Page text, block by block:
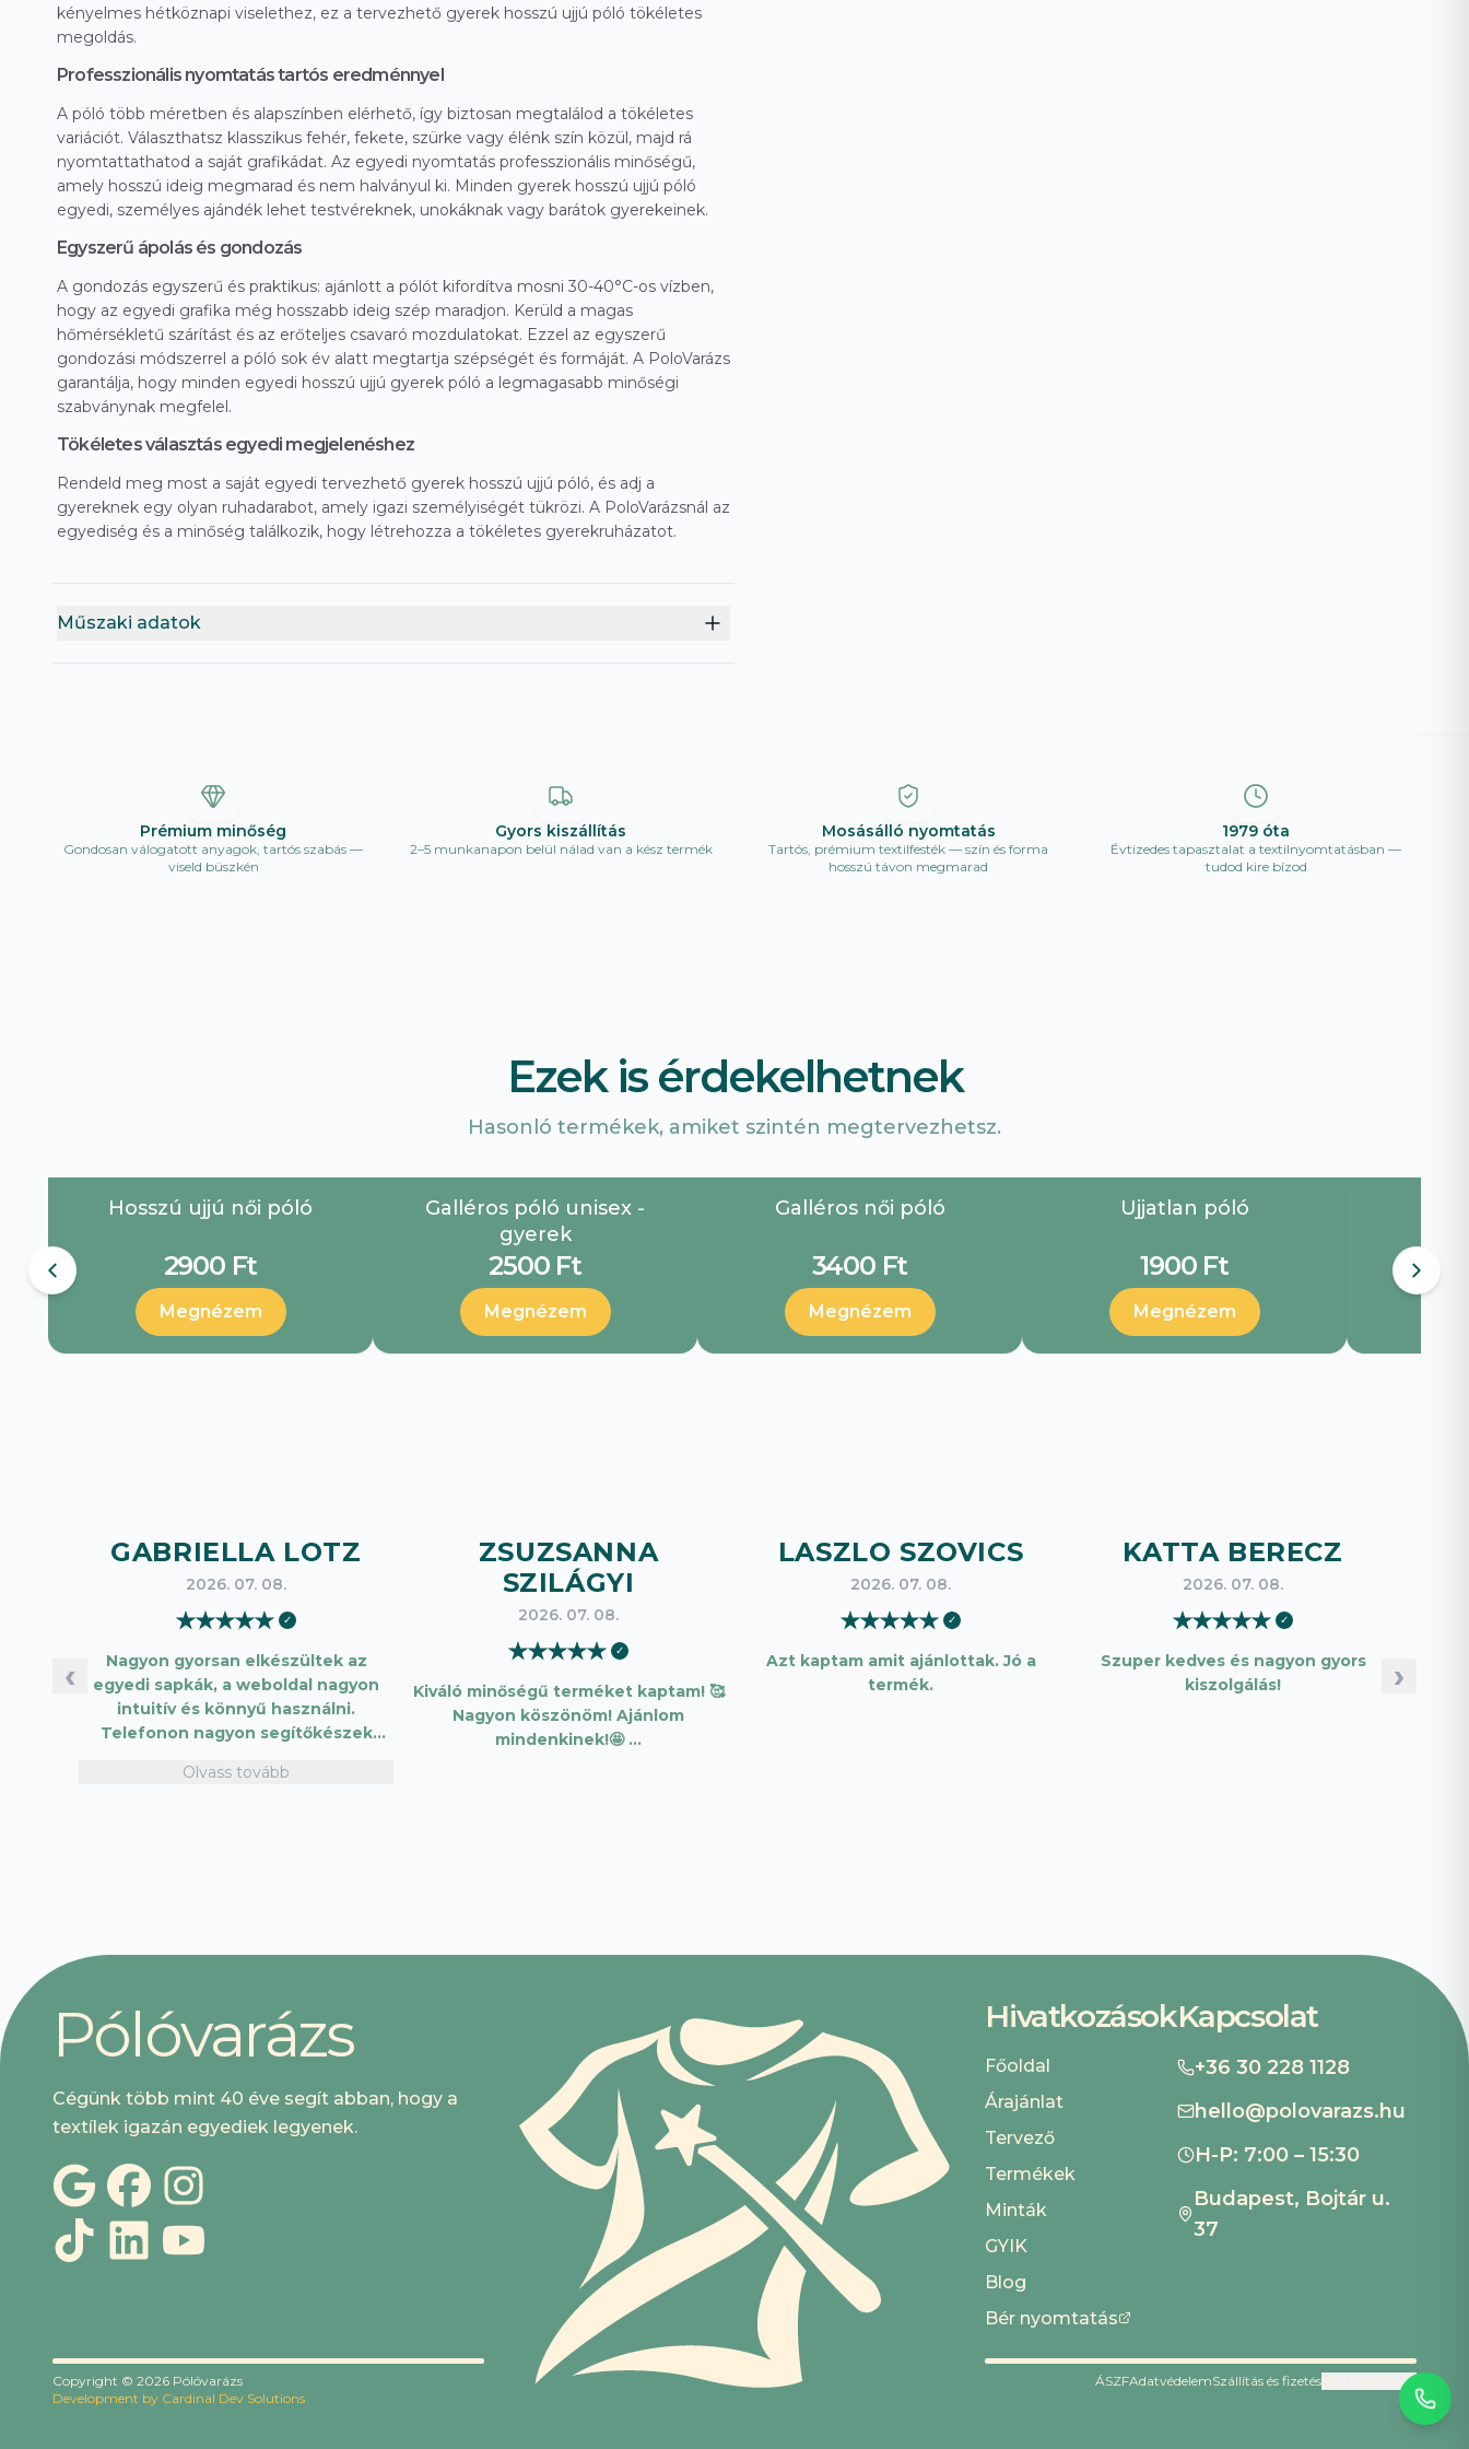
kényelmes hétköznapi viselethez, ez a tervezhető gyerek hosszú ujjú póló tökéletes
megoldás.
Professzionális nyomtatás tartós eredménnyel
A póló több méretben és alapszínben elérhető, így biztosan megtalálod a tökéletes
variációt. Választhatsz klasszikus fehér, fekete, szürke vagy élénk szín közül, majd rá
nyomtattathatod a saját grafikádat. Az egyedi nyomtatás professzionális minőségű,
amely hosszú ideig megmarad és nem halványul ki. Minden gyerek hosszú ujjú póló
egyedi, személyes ajándék lehet testvéreknek, unokáknak vagy barátok gyerekeinek.
Egyszerű ápolás és gondozás
A gondozás egyszerű és praktikus: ajánlott a pólót kifordítva mosni 30-40°C-os vízben,
hogy az egyedi grafika még hosszabb ideig szép maradjon. Kerüld a magas
hőmérsékletű szárítást és az erőteljes csavaró mozdulatokat. Ezzel az egyszerű
gondozási módszerrel a póló sok év alatt megtartja szépségét és formáját. A PoloVarázs
garantálja, hogy minden egyedi hosszú ujjú gyerek póló a legmagasabb minőségi
szabványnak megfelel.
Tökéletes választás egyedi megjelenéshez
Rendeld meg most a saját egyedi tervezhető gyerek hosszú ujjú póló, és adj a
gyereknek egy olyan ruhadarabot, amely igazi személyiségét tükrözi. A PoloVarázsnál az
egyediség és a minőség találkozik, hogy létrehozza a tökéletes gyerekruházatot.
Műszaki adatok
Prémium minőség
Gondosan válogatott anyagok, tartós szabás —
viseld büszkén
Gyors kiszállítás
2–5 munkanapon belül nálad van a kész termék
Mosásálló nyomtatás
Tartós, prémium textilfesték — szín és forma
hosszú távon megmarad
1979 óta
Évtizedes tapasztalat a textilnyomtatásban —
tudod kire bízod
Ezek is érdekelhetnek
Hasonló termékek, amiket szintén megtervezhetsz.
Hosszú ujjú női póló
2900 Ft
Megnézem
Galléros póló unisex -
gyerek
2500 Ft
Megnézem
Galléros női póló
3400 Ft
Megnézem
Ujjatlan póló
1900 Ft
Megnézem
‹
GABRIELLA LOTZ
2026. 07. 08.
★★★★★ ✓
Nagyon gyorsan elkészültek az
egyedi sapkák, a weboldal nagyon
intuitív és könnyű használni.
Telefonon nagyon segítőkészek
vásárolni. Plusz pont, hogy lehetett
Olvass tovább
ZSUZSANNA
SZILÁGYI
2026. 07. 08.
★★★★★ ✓
Kiváló minőségű terméket kaptam! 🥰
Nagyon köszönöm! Ajánlom
mindenkinek!🤩 …
LASZLO SZOVICS
2026. 07. 08.
★★★★★ ✓
Azt kaptam amit ajánlottak. Jó a
termék.
KATTA BERECZ
2026. 07. 08.
★★★★★ ✓
Szuper kedves és nagyon gyors
kiszolgálás!
›
Pólóvarázs
Cégünk több mint 40 éve segít abban, hogy a
textílek igazán egyediek legyenek.
Copyright © 2026 Pólóvarázs
Development by Cardinal Dev Solutions
Hivatkozások
Főoldal
Árajánlat
Tervező
Termékek
Minták
GYIK
Blog
Bér nyomtatás
Kapcsolat
+36 30 228 1128
hello@polovarazs.hu
H-P: 7:00 – 15:30
Budapest, Bojtár u.
37
ÁSZFAdatvédelemSzállítás és fizetésSüti beállítások